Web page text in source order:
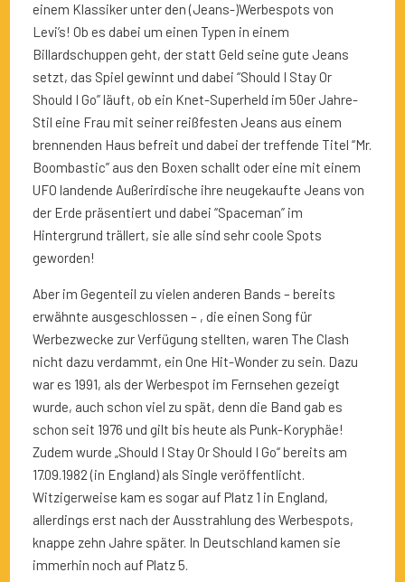
einem Klassiker unter den (Jeans-)Werbespots von
Levi’s! Ob es dabei um einen Typen in einem
Billardschuppen geht, der statt Geld seine gute Jeans
setzt, das Spiel gewinnt und dabei “Should I Stay Or
Should I Go” läuft, ob ein Knet-Superheld im 50er Jahre-
Stil eine Frau mit seiner reißfesten Jeans aus einem
brennenden Haus befreit und dabei der treffende Titel “Mr.
Boombastic” aus den Boxen schallt oder eine mit einem
UFO landende Außerirdische ihre neugekaufte Jeans von
der Erde präsentiert und dabei “Spaceman” im
Hintergrund trällert, sie alle sind sehr coole Spots
geworden!
Aber im Gegenteil zu vielen anderen Bands – bereits
erwähnte ausgeschlossen – , die einen Song für
Werbezwecke zur Verfügung stellten, waren The Clash
nicht dazu verdammt, ein One Hit-Wonder zu sein. Dazu
war es 1991, als der Werbespot im Fernsehen gezeigt
wurde, auch schon viel zu spät, denn die Band gab es
schon seit 1976 und gilt bis heute als Punk-Koryphäe!
Zudem wurde „Should I Stay Or Should I Go“ bereits am
17.09.1982 (in England) als Single veröffentlicht.
Witzigerweise kam es sogar auf Platz 1 in England,
allerdings erst nach der Ausstrahlung des Werbespots,
knappe zehn Jahre später. In Deutschland kamen sie
immerhin noch auf Platz 5.